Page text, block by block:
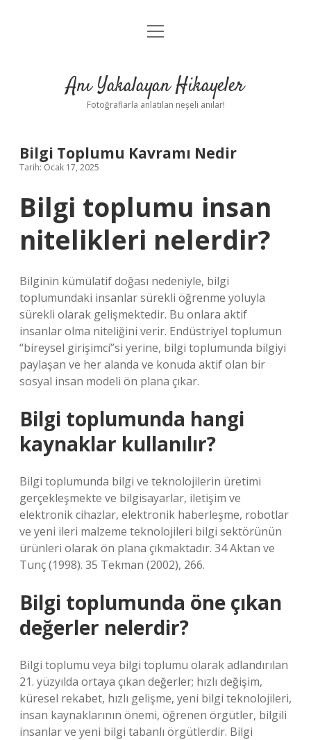
Anasayfa
Yasal Uyarı
menüyü
Anı Yakalayan Hikayeler
Fotoğraflarla anlatılan neşeli anılar!
Bilgi Toplumu Kavramı Nedir
Tarih: Ocak 17, 2025
Bilgi toplumu insan
nitelikleri nelerdir?
Bilginin kümülatif doğası nedeniyle, bilgi
toplumundaki insanlar sürekli öğrenme yoluyla
sürekli olarak gelişmektedir. Bu onlara aktif
insanlar olma niteliğini verir. Endüstriyel toplumun
“bireysel girişimci”si yerine, bilgi toplumunda bilgiyi
paylaşan ve her alanda ve konuda aktif olan bir
sosyal insan modeli ön plana çıkar.
Bilgi toplumunda hangi
kaynaklar kullanılır?
Bilgi toplumunda bilgi ve teknolojilerin üretimi
gerçekleşmekte ve bilgisayarlar, iletişim ve
elektronik cihazlar, elektronik haberleşme, robotlar
ve yeni ileri malzeme teknolojileri bilgi sektörünün
ürünleri olarak ön plana çıkmaktadır. 34 Aktan ve
Tunç (1998). 35 Tekman (2002), 266.
Bilgi toplumunda öne çıkan
değerler nelerdir?
Bilgi toplumu veya bilgi toplumu olarak adlandırılan
21. yüzyılda ortaya çıkan değerler; hızlı değişim,
küresel rekabet, hızlı gelişme, yeni bilgi teknolojileri,
insan kaynaklarının önemi, öğrenen örgütler, bilgili
insanlar ve yeni bilgi tabanlı örgütlerdir. Bilgi